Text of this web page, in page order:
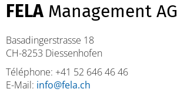
FELA Management AG
Basadingerstrasse 18
CH-8253 Diessenhofen
Téléphone: +41 52 646 46 46
E-Mail: info@fela.ch